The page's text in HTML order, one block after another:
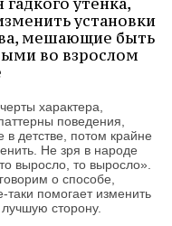
установки
мешающие быть
во взрослом
характера,
поведения,
в детстве, потом крайне
Не зря в народе
выросло, то выросло».
о способе,
таки помогает изменить
сторону.